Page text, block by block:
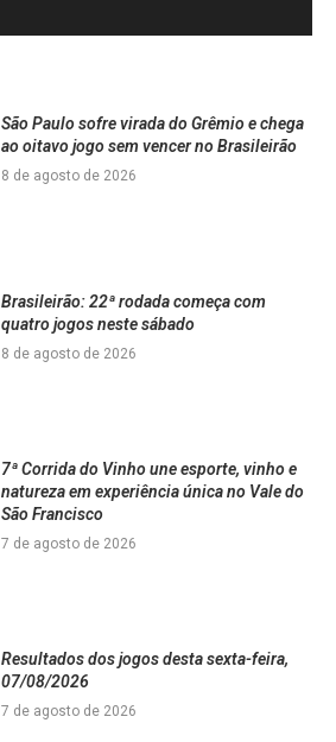
São Paulo sofre virada do Grêmio e chega
ao oitavo jogo sem vencer no Brasileirão
8 de agosto de 2026
Brasileirão: 22ª rodada começa com
quatro jogos neste sábado
8 de agosto de 2026
7ª Corrida do Vinho une esporte, vinho e
natureza em experiência única no Vale do
São Francisco
7 de agosto de 2026
Resultados dos jogos desta sexta-feira,
07/08/2026
7 de agosto de 2026